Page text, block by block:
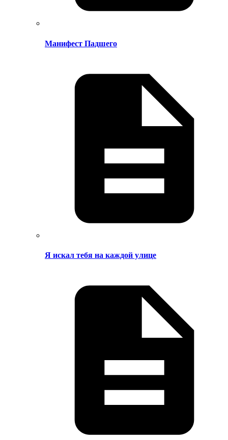
Манифест Падшего
Я искал тебя на каждой улице